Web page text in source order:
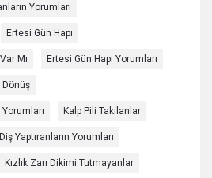
Yorumları
Ertesi Gün Hapı
Mı Ertesi Gün Hapı Yorumları
Dönüş
Kalp Pili Takılanlar
Yaptıranların Yorumları
Kızlık Zarı Dikimi Tutmayanlar